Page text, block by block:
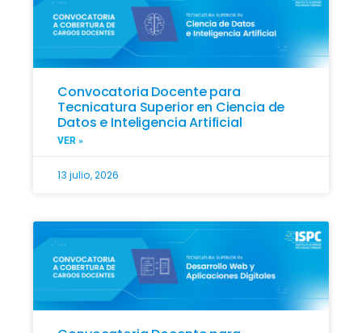
Convocatoria Docente para
Tecnicatura Superior en Ciencia de
Datos e Inteligencia Artificial
VER »
13 julio, 2026